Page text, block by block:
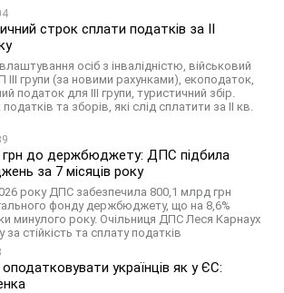
строк сплати податків за ІI
осіб з інвалідністю, військовий
ІІІ групи (за новими рахунками), екоподаток,
податок для III групи, туристичний збір.
та зборів, які слід сплатити за ІI кв.
до держбюджету: ДПС підбила
за 7 місяців року
року ДПС забезпечила 800,1 млрд грн
фонду держбюджету, що на 8,6%
минулого року. Очільниця ДПС Леся Карнаух
за стійкість та сплату податків
українців як у ЄС: